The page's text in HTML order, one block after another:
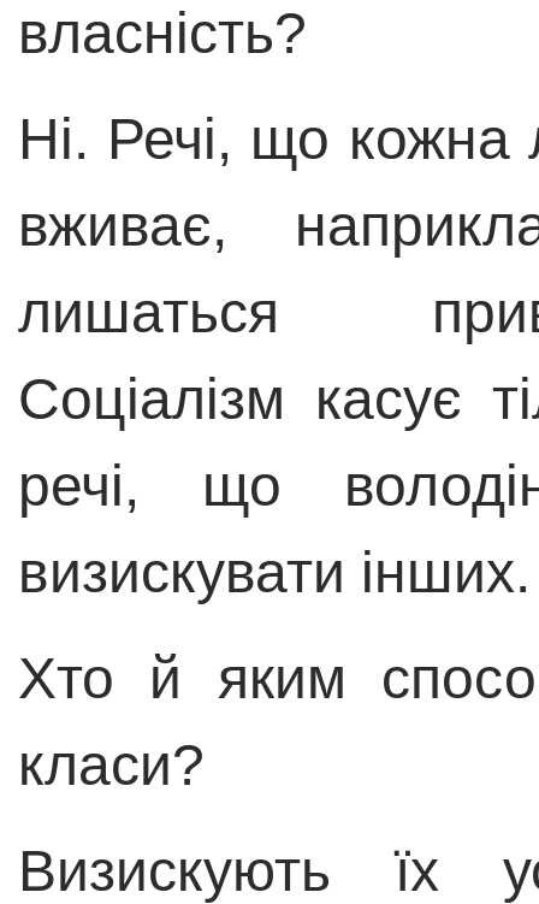
власність?
Ні. Речі, що
вживає,
лишаться
Соціалізм касує
речі, що
визискувати інших.
Хто й яким
класи?
Визискують їх